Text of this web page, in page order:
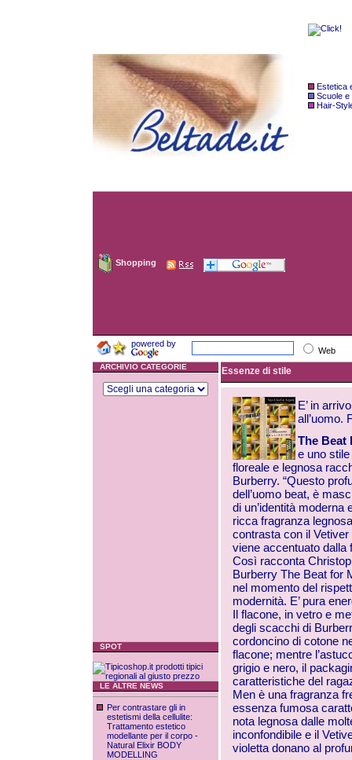
Estetica
Scuole e
Hair-
Shopping
powered by
Web
ARCHIVIO CATEGORIE
SPOT
LE ALTRE NEWS
Per contrastare gli in
estetismi della cellulite:
Trattamento estetico
modellante per il corpo -
Natural Elixir BODY
MODELLING
Essenze di stile
E’ in
all’uomo.
The Beat
e uno
floreale e legnosa
Burberry. “Questo
dell’uomo beat, è
di un’identità moderna
ricca fragranza
contrasta con il
viene accentuato dalla
Così racconta
Burberry The Beat for
nel momento del
modernità. E’ pura
Il flacone, in vetro e
degli scacchi di
cordoncino di cotone
flacone; mentre
grigio e nero, il
caratteristiche del
Men è una fragranza
essenza fumosa
nota legnosa dalle
inconfondibile e il
violetta donano al